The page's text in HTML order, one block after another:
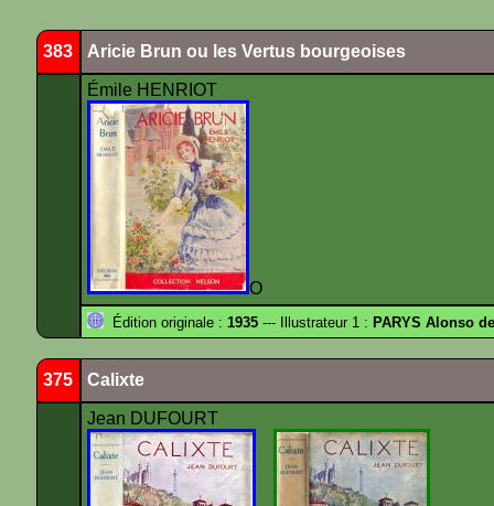
383 Aricie Brun ou les Vertus bourgeoises
Émile HENRIOT
O
Édition originale : 1935 --- Illustrateur 1 : PARYS Alonso de
375 Calixte
Jean DUFOURT